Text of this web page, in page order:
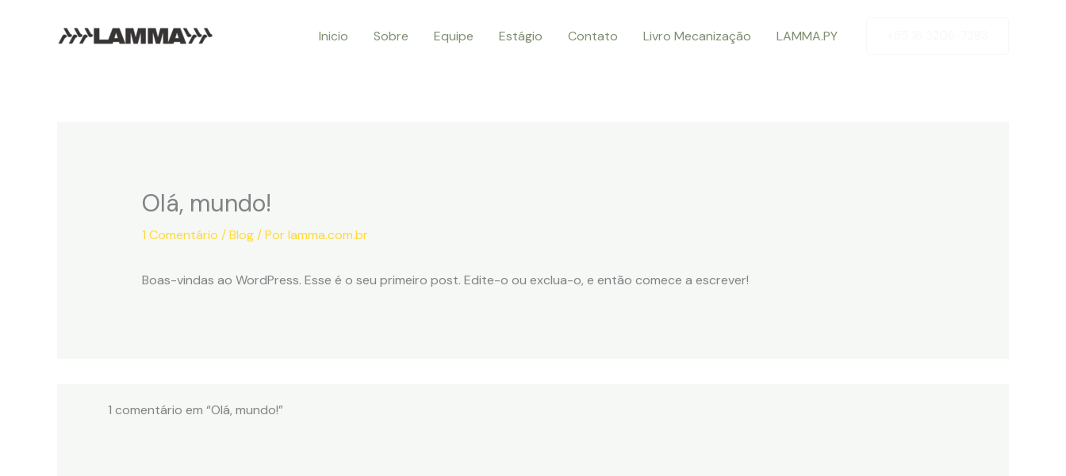
Inicio Sobre Equipe Estágio Contato Livro Mecanização LAMMA.PY
Olá, mundo!
1 Comentário /Blog/ Porlamma.com.br
Boas-vindas ao WordPress. Esse é o seu primeiro post. Edite-o ou exclua-o, e então comece a escrever!
1 comentário em “Olá, mundo!”